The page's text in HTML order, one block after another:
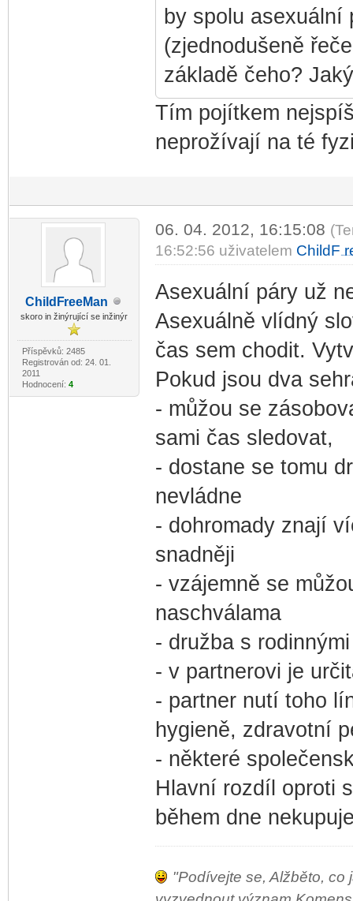
by spolu asexuální
(zjednodušeně
základě čeho?
Tím pojítkem
neprožívají na té
ChildFreeMan
skoro in žinýrující se inžinýr
Příspěvků: 2485
Registrován od: 24. 01.
2011
Hodnocení: 4
06. 04. 2012, 16:15:08
16:52:56 uživatelem ChildF
Asexuální páry už
Asexuálně vlídný
čas sem chodit.
Pokud jsou dva
- můžou se
sami čas sledovat,
- dostane se tomu
nevládne
- dohromady znají
snadněji
- vzájemně se
naschválama
- družba s
- v partnerovi je
- partner nutí toho
hygieně, zdravotní
- některé
Hlavní rozdíl oproti
během dne
"Podívejte se, Alžběto, co